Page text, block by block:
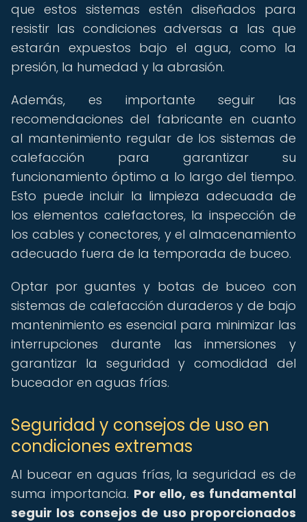
que estos sistemas estén diseñados para
resistir las condiciones adversas a las que
estarán expuestos bajo el agua, como la
presión, la humedad y la abrasión.
Además, es importante seguir las
recomendaciones del fabricante en cuanto
al mantenimiento regular de los sistemas de
calefacción para garantizar su
funcionamiento óptimo a lo largo del tiempo.
Esto puede incluir la limpieza adecuada de
los elementos calefactores, la inspección de
los cables y conectores, y el almacenamiento
adecuado fuera de la temporada de buceo.
Optar por guantes y botas de buceo con
sistemas de calefacción duraderos y de bajo
mantenimiento es esencial para minimizar las
interrupciones durante las inmersiones y
garantizar la seguridad y comodidad del
buceador en aguas frías.
Seguridad y consejos de uso en
condiciones extremas
Al bucear en aguas frías, la seguridad es de
suma importancia. Por ello, es fundamental
seguir los consejos de uso proporcionados